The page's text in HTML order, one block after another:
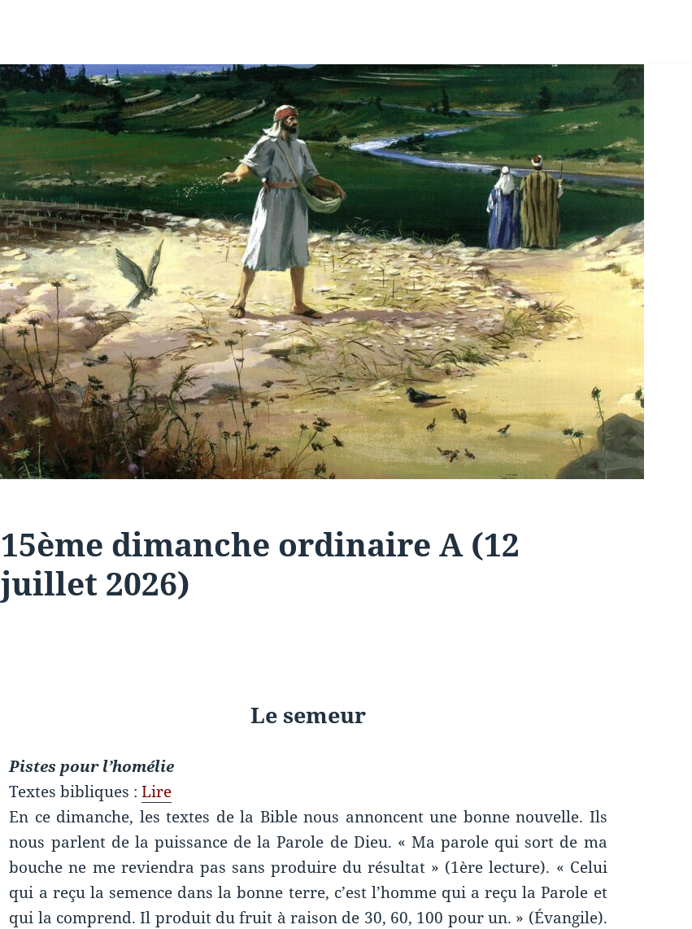
15ème dimanche ordinaire A (12
juillet 2026)
Le semeur
Pistes pour l’homélie
Textes bibliques :Lire
En ce dimanche, les textes de la Bible nous annoncent une bonne nouvelle. Ils
nous parlent de la puissance de la Parole de Dieu. « Ma parole qui sort de ma
bouche ne me reviendra pas sans produire du résultat » (1ère lecture). « Celui
qui a reçu la semence dans la bonne terre, c’est l’homme qui a reçu la Parole et
qui la comprend. Il produit du fruit à raison de 30, 60, 100 pour un. » (Évangile).